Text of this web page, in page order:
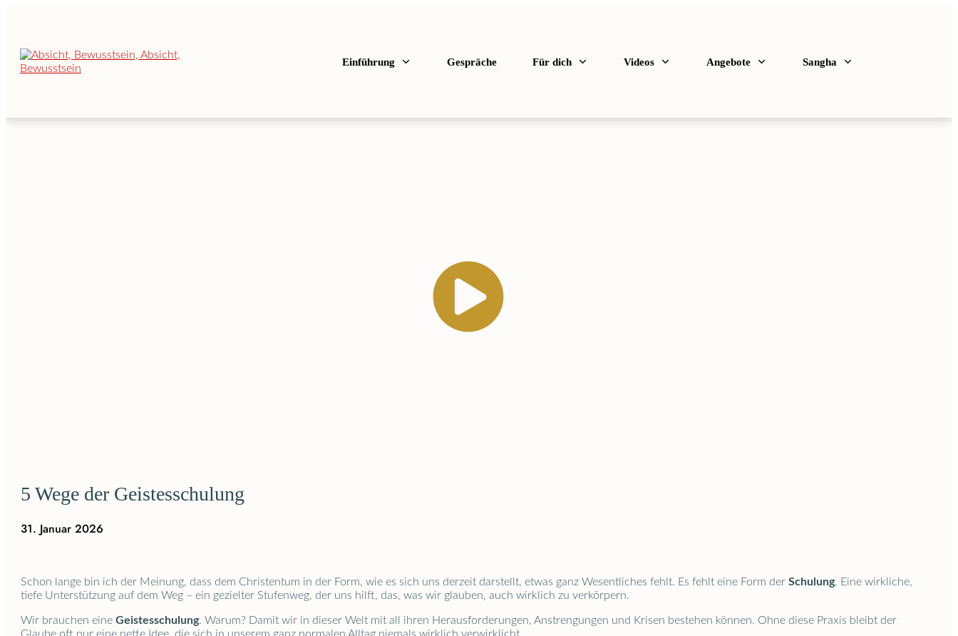
Einführung Gespräche Für dich Videos Angebote Sangha
5 Wege der Geistesschulung
31. Januar 2026
Schon lange bin ich der Meinung, dass dem Christentum in der Form, wie es sich uns derzeit darstellt, etwas ganz Wesentliches fehlt. Es fehlt eine Form der Schulung. Eine wirkliche,
tiefe Unterstützung auf dem Weg – ein gezielter Stufenweg, der uns hilft, das, was wir glauben, auch wirklich zu verkörpern.
Wir brauchen eine Geistesschulung. Warum? Damit wir in dieser Welt mit all ihren Herausforderungen, Anstrengungen und Krisen bestehen können. Ohne diese Praxis bleibt der